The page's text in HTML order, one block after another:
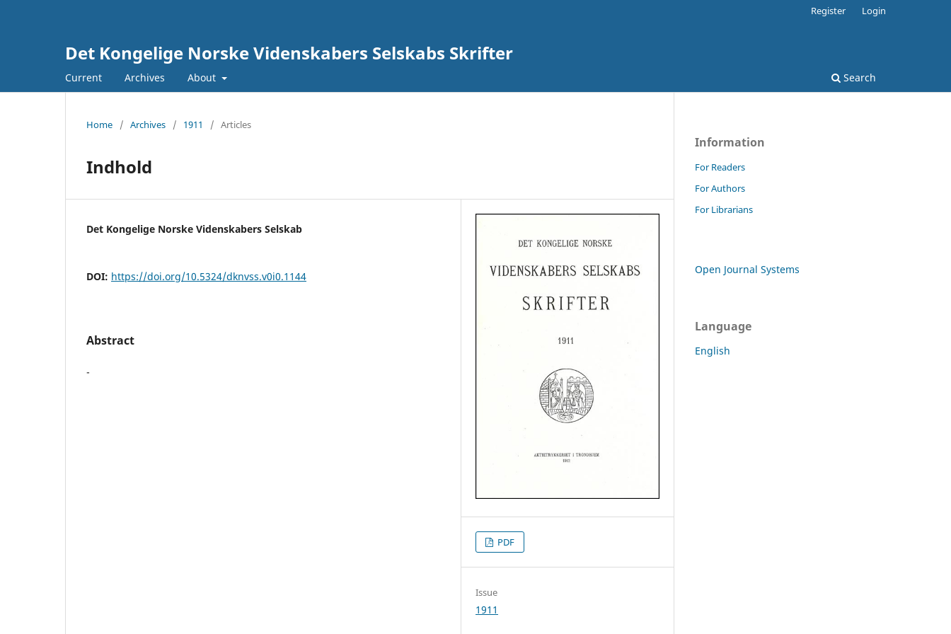
Det Kongelige Norske Videnskabers Selskabs Skrifter
Current Archives About Search
Register Login
Home / Archives / 1911 / Articles
Indhold
Det Kongelige Norske Videnskabers Selskab
DOI: https://doi.org/10.5324/dknvss.v0i0.1144
Abstract
-
PDF
Issue
1911
Information
For Readers
For Authors
For Librarians
Open Journal Systems
Language
English